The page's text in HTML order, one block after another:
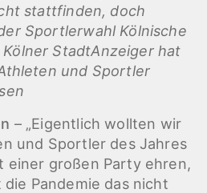
stattfinden, doch
Sportlerwahl Kölnische
StadtAnzeiger hat
und Sportler
– „Eigentlich wollten wir
und Sportler des Jahres
einer großen Party ehren,
Pandemie das nicht